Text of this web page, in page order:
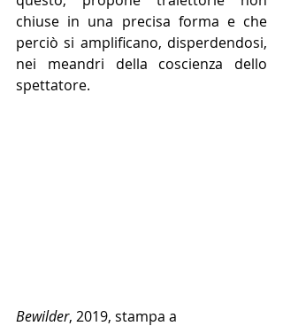
chiuse in una precisa forma e che
perciò si amplificano, disperdendosi,
nei meandri della coscienza dello
spettatore.
Bewilder, 2019, stampa a